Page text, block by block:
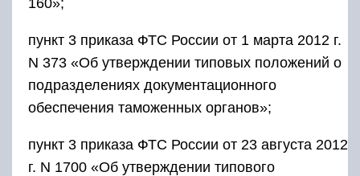
160»;
пункт 3 приказа ФТС России от 1 марта 2012 г.
N 373 «Об утверждении типовых положений о
подразделениях документационного
обеспечения таможенных органов»;
пункт 3 приказа ФТС России от 23 августа 2012
г. N 1700 «Об утверждении типового